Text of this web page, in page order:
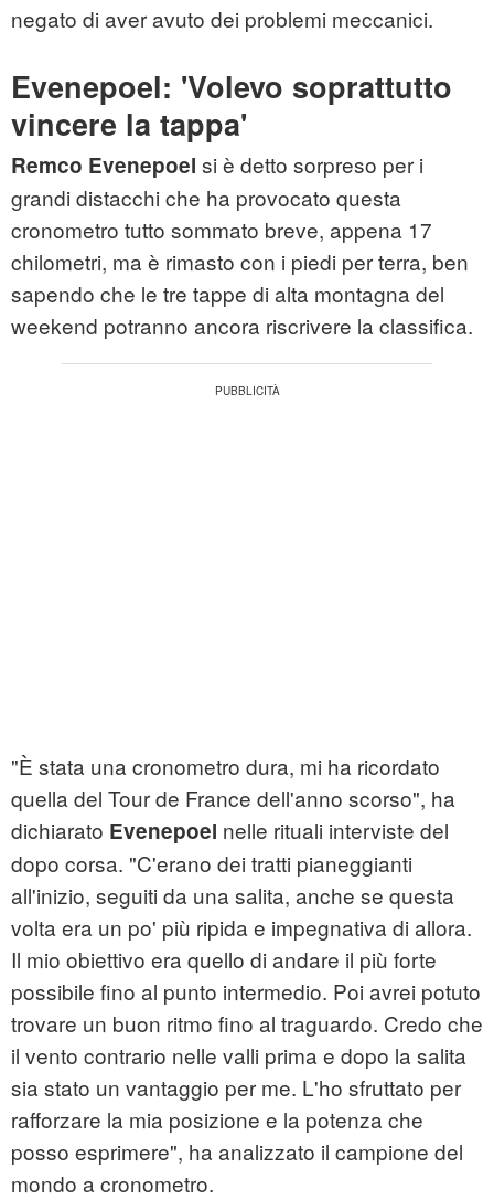
negato di aver avuto dei problemi meccanici.
Evenepoel: 'Volevo soprattutto
vincere la tappa'
Remco Evenepoel si è detto sorpreso per i
grandi distacchi che ha provocato questa
cronometro tutto sommato breve, appena 17
chilometri, ma è rimasto con i piedi per terra, ben
sapendo che le tre tappe di alta montagna del
weekend potranno ancora riscrivere la classifica.
"È stata una cronometro dura, mi ha ricordato
quella del Tour de France dell'anno scorso", ha
dichiarato Evenepoel nelle rituali interviste del
dopo corsa. "C'erano dei tratti pianeggianti
all'inizio, seguiti da una salita, anche se questa
volta era un po' più ripida e impegnativa di allora.
Il mio obiettivo era quello di andare il più forte
possibile fino al punto intermedio. Poi avrei potuto
trovare un buon ritmo fino al traguardo. Credo che
il vento contrario nelle valli prima e dopo la salita
sia stato un vantaggio per me. L'ho sfruttato per
rafforzare la mia posizione e la potenza che
posso esprimere", ha analizzato il campione del
mondo a cronometro.